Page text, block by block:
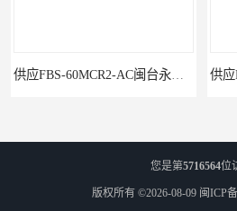
您是第5716564位
版权所有 ©2026-08-09 闽ICP